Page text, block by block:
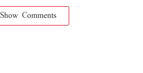
Show Comments